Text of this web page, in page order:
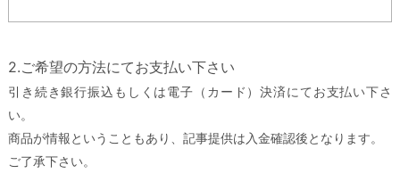
2.ご希望の方法にてお支払い下さい
引き続き銀行振込もしくは電子（カード）決済にてお支払い下さ
い。
商品が情報ということもあり、記事提供は入金確認後となります。
ご了承下さい。